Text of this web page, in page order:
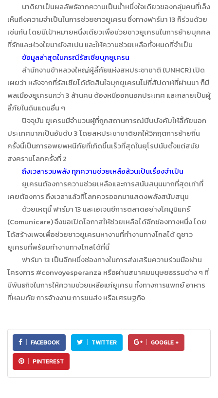
นาดิยาเป็นผลลัพธ์จากความเป็นน้ำหนึ่งใจเดียวของกลุ่มคนที่เล็ง
เห็นถึงความจำเป็นในการช่วยชาวยูเครน ซึ่งทางฟาร์มา 13 ก็ร่วมด้วย
เช่นกัน โดยมีเป้าหมายหนึ่งเดียวเพื่อช่วยชาวยูเครนในการย้ายบุคคล
ที่รักและห่วงใยมายังสเปน และให้ความช่วยเหลือทั้งหมดที่จำเป็น
ข้อมูลล่าสุดในกรณีรัสเซียบุกยูเครน
สำนักงานข้าหลวงใหญ่ผู้ลี้ภัยแห่งสหประชาชาติ (UNHCR) เปิด
เผยว่า หลังจากที่รัสเซียได้ตัดสินใจบุกยูเครนไม่กี่สัปดาห์ที่ผ่านมา ก็มี
พลเมืองยูเครนกว่า 3 ล้านคน ต้องหนีออกนอกประเทศ และกลายเป็นผู้
ลี้ภัยในดินแดนอื่น ๆ
ปัจจุบัน ยูเครนมีจำนวนผู้ที่ถูกสถานการณ์บีบบังคับให้ลี้ภัยนอก
ประเทศมากเป็นอันดับ 3 โดยสหประชาชาติยกให้วิกฤตการย้ายถิ่น
ครั้งนี้เป็นการอพยพหนีภัยที่เกิดขึ้นเร็วที่สุดในยุโรปนับตั้งแต่สมัย
สงครามโลกครั้งที่ 2
ถึงเวลารวมพลัง ทุกความช่วยเหลือล้วนเป็นเรื่องจำเป็น
ยูเครนต้องการความช่วยเหลือและการสนับสนุนมากที่สุดเท่าที่
เคยต้องการ ถึงเวลาแล้วที่โลกควรออกมาแสดงพลังสนับสนุน
ด้วยเหตุนี้ ฟาร์มา 13 และเอเจนซีการตลาดอย่างโคมูนิแคร์
(Comunicare) จึงขอเปิดโอกาสให้ช่วยเหลือได้อีกช่องทางหนึ่ง โดย
ได้สร้างเพจเพื่อช่วยชาวยูเครนหางานที่ทำงานทางไกลได้ ดูชาว
ยูเครนที่พร้อมทำงานทางไกลได้ที่นี่
ฟาร์มา 13 เป็นอีกหนึ่งช่องทางในการส่งเสริมความร่วมมือผ่าน
โครงการ #convoyesperanza หรือผ่านสมาคมมนุษยธรรมต่าง ๆ ที่
มีพันธกิจในการให้ความช่วยเหลือแก่ยูเครน ทั้งทางการแพทย์ อาหาร
ที่หลบภัย การจ้างงาน การขนส่ง หรือเศรษฐกิจ
FACEBOOK TWITTER GOOGLE +
PINTEREST